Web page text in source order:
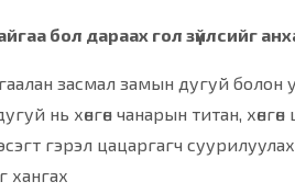
бол дараах гол зүйлсийг
засмал замын дугуй болон
нь хөнгөн чанарын титан,
гэрэл цацаргагч суурилуулах
хангах